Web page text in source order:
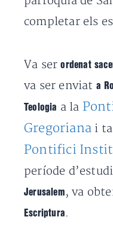
completar els
Va serordenat
va ser enviat a
Teologia a la
Gregoriana i
Pontifici
període
Jerusalem , va
Escriptura .